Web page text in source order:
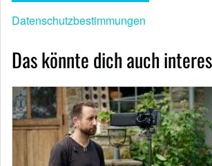
Datenschutzbestimmungen
Das könnte dich auch